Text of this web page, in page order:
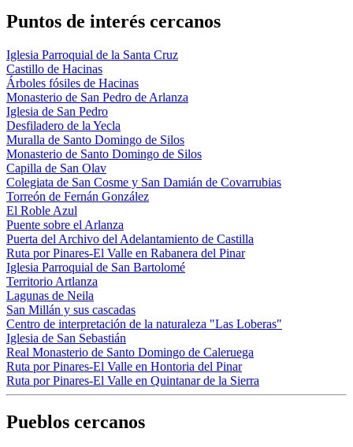
Puntos de interés cercanos
Iglesia Parroquial de la Santa Cruz
Castillo de Hacinas
Árboles fósiles de Hacinas
Monasterio de San Pedro de Arlanza
Iglesia de San Pedro
Desfiladero de la Yecla
Muralla de Santo Domingo de Silos
Monasterio de Santo Domingo de Silos
Capilla de San Olav
Colegiata de San Cosme y San Damián de Covarrubias
Torreón de Fernán González
El Roble Azul
Puente sobre el Arlanza
Puerta del Archivo del Adelantamiento de Castilla
Ruta por Pinares-El Valle en Rabanera del Pinar
Iglesia Parroquial de San Bartolomé
Territorio Artlanza
Lagunas de Neila
San Millán y sus cascadas
Centro de interpretación de la naturaleza "Las Loberas"
Iglesia de San Sebastián
Real Monasterio de Santo Domingo de Caleruega
Ruta por Pinares-El Valle en Hontoria del Pinar
Ruta por Pinares-El Valle en Quintanar de la Sierra
Pueblos cercanos